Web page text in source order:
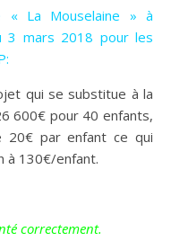
La Mouselaine » à
3 mars 2018 pour les
qui se substitue à la
600€ pour 40 enfants,
20€ par enfant ce qui
à 130€/enfant.
correctement.